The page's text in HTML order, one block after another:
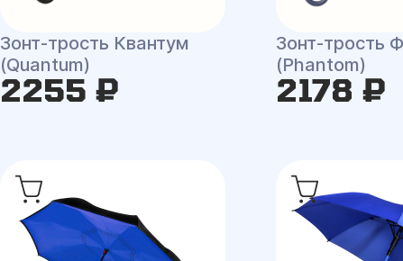
Зонт-трость Квантум
(Quantum)
2255 ₽
Зонт-трость
(Phantom)
2178 ₽